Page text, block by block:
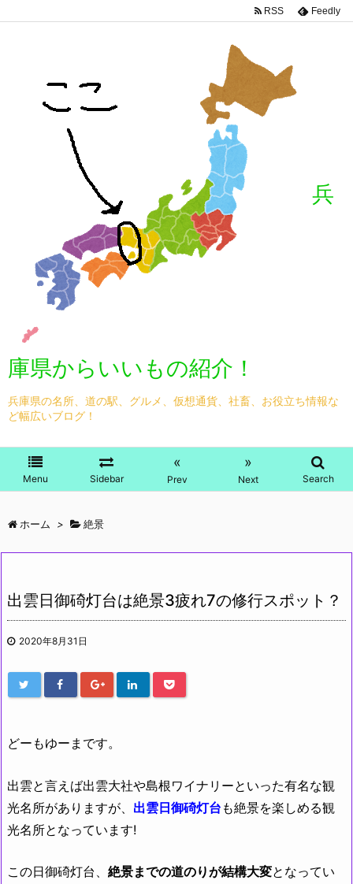
兵
庫県からいいもの紹介！
兵庫県の名所、道の駅、グルメ、仮想通貨、社畜、お役立ち情報な
ど幅広いブログ！
Menu Sidebar
«
Prev
»
Next Search
RSS Feedly
ホーム > 絶景
出雲日御碕灯台は絶景3疲れ7の修行スポット？
2020年8月31日
どーもゆーまです。
出雲と言えば出雲大社や島根ワイナリーといった有名な観
光名所がありますが、 出雲日御碕灯台 も絶景を楽しめる観
光名所となっています!
この日御碕灯台、 絶景までの道のりが結構大変となってい